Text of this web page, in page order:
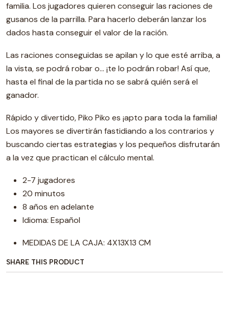
familia. Los jugadores quieren conseguir las raciones de
gusanos de la parrilla. Para hacerlo deberán lanzar los
dados hasta conseguir el valor de la ración.
Las raciones conseguidas se apilan y lo que esté arriba, a
la vista, se podrá robar o… ¡te lo podrán robar! Así que,
hasta el final de la partida no se sabrá quién será el
ganador.
Rápido y divertido, Piko Piko es ¡apto para toda la familia!
Los mayores se divertirán fastidiando a los contrarios y
buscando ciertas estrategias y los pequeños disfrutarán
a la vez que practican el cálculo mental.
2-7 jugadores
20 minutos
8 años en adelante
Idioma: Español
MEDIDAS DE LA CAJA: 4X13X13 CM
SHARE THIS PRODUCT